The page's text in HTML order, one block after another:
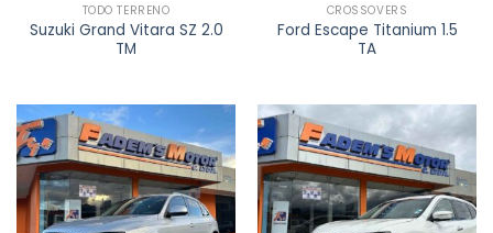
TODO TERRENO
Suzuki Grand Vitara SZ 2.0
TM
CROSSOVERS
Ford Escape Titanium 1.5
TA